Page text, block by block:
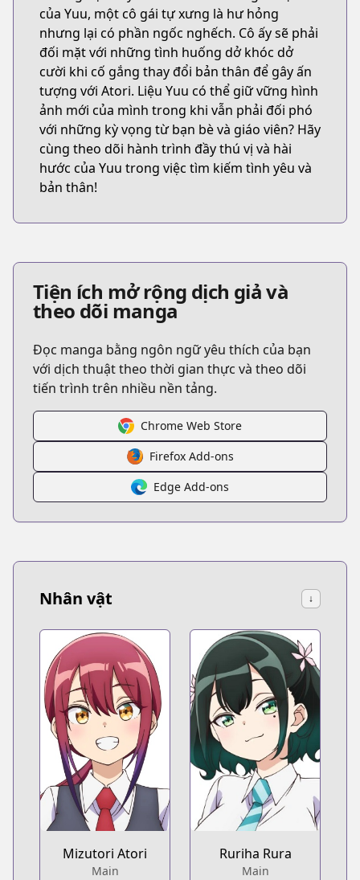
của Yuu, một cô gái tự xưng là hư hỏng
nhưng lại có phần ngốc nghếch. Cô ấy sẽ phải
đối mặt với những tình huống dở khóc dở
cười khi cố gắng thay đổi bản thân để gây ấn
tượng với Atori. Liệu Yuu có thể giữ vững hình
ảnh mới của mình trong khi vẫn phải đối phó
với những kỳ vọng từ bạn bè và giáo viên? Hãy
cùng theo dõi hành trình đầy thú vị và hài
hước của Yuu trong việc tìm kiếm tình yêu và
bản thân!
Tiện ích mở rộng dịch giả và
theo dõi manga
Đọc manga bằng ngôn ngữ yêu thích của bạn
với dịch thuật theo thời gian thực và theo dõi
tiến trình trên nhiều nền tảng.
Chrome Web Store
Firefox Add-ons
Edge Add-ons
Nhân vật ↓
Mizutori Atori
Main
Ruriha Rura
Main